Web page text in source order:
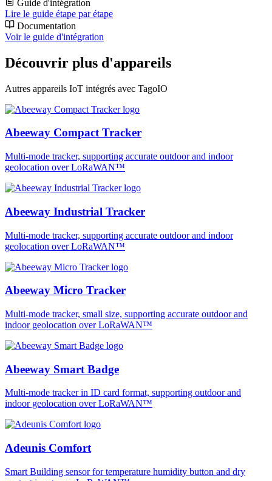
Guide d'intégration
Lire le guide étape par étape
Documentation
Voir le guide d'intégration
Découvrir plus d'appareils
Autres appareils IoT intégrés avec TagoIO
Abeeway Compact Tracker
Multi-mode tracker, supporting accurate outdoor and indoor
geolocation over LoRaWAN™
Abeeway Industrial Tracker
Multi-mode tracker, supporting accurate outdoor and indoor
geolocation over LoRaWAN™
Abeeway Micro Tracker
Multi-mode tracker, small size, supporting accurate outdoor and
indoor geolocation over LoRaWAN™
Abeeway Smart Badge
Multi-mode tracker in ID card format, supporting outdoor and
indoor geolocation over LoRaWAN™
Adeunis Comfort
Smart Building sensor for temperature humidity button and dry